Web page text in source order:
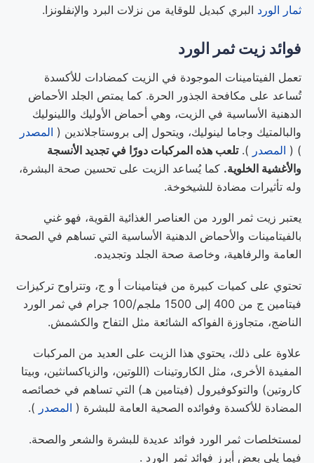
ثمار الورد البري كبديل للوقاية من نزلات البرد والإنفلونزا.
فوائد زيت ثمر الورد
تعمل الفيتامينات الموجودة في الزيت كمضادات للأكسدة
تُساعد على مكافحة الجذور الحرة. كما يمتص الجلد الأحماض
الدهنية الأساسية في الزيت، وهي أحماض الأوليك واللينوليك
والبالمتيك وجاما لينوليك، ويتحول إلى بروستاجلاندين ( المصدر
) ( المصدر ).تلعب هذه المركبات دورًا في تجديد الأنسجة
والأغشية الخلوية. كما يُساعد الزيت على تحسين صحة البشرة،
وله تأثيرات مضادة للشيخوخة.
يعتبر زيت ثمر الورد من العناصر الغذائية القوية، فهو غني
بالفيتامينات والأحماض الدهنية الأساسية التي تساهم في الصحة
العامة والرفاهية، وخاصة صحة الجلد وتجديده.
تحتوي على كميات كبيرة من فيتامينات أ و ج، وتتراوح تركيزات
فيتامين ج من 400 إلى 1500 ملجم/100 جرام في ثمر الورد
الناضج، متجاوزة الفواكه الشائعة مثل التفاح والكشمش.
علاوة على ذلك، يحتوي هذا الزيت على العديد من المركبات
المفيدة الأخرى، مثل الكاروتينات (اللوتين، والزياكسانثين، وبيتا
كاروتين) والتوكوفيرول (فيتامين هـ) التي تساهم في خصائصه
المضادة للأكسدة وفوائده الصحية العامة للبشرة ( المصدر ).
لمستخلصات ثمر الورد فوائد عديدة للبشرة والشعر والصحة.
فيما يلي بعض أبرز فوائد ثمر الورد .